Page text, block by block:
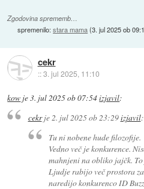
Zgodovina sprememb…
spremenilo:stara mama(3. jul 2025 ob
cekr
::3. jul 2025, 11:10
kow je3. jul 2025 ob 07:54izjavil:
cekrje2. jul 2025 ob 23:29izjavil:
Tu ni nobene hude filozofije.
Vedno več je konkurence.
mahnjeni na obliko jajčk.
Ljudje rabijo več prostora
naredijo konkurenco ID